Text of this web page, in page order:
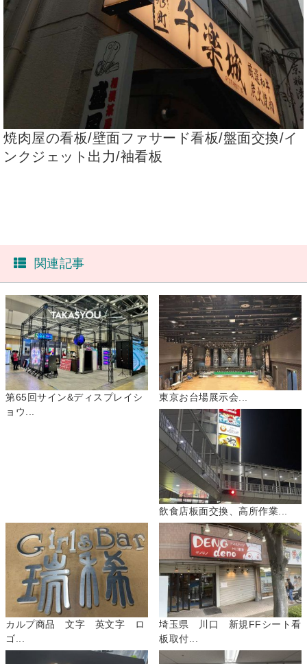
焼肉屋の看板/壁面ファサード看板/盤面交換/イ
ンクジェット出力/袖看板
関連記事
第65回サイン&ディスプレイシ
ョウ...
東京お台場展示会...
飲食店板面交換、高所作業...
カルプ商品 文字 英文字 ロ
ゴ...
埼玉県 川口 新規FFシート看
板取付...